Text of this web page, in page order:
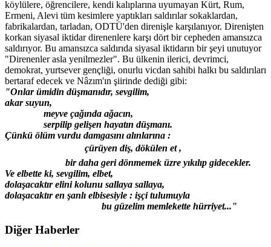
köylülere, öğrencilere, kendi kalıplarına uyumayan Kürt, Rum,
Ermeni, Alevi tüm kesimlere yaptıkları saldırılar sokaklardan,
fabrikalardan, tarladan, ODTÜ'den direnişle karşılanıyor. Direnişten
korkan siyasal iktidar direnenlere karşı dört bir cepheden amansızca
saldırıyor. Bu amansızca saldırıda siyasal iktidarın bir şeyi unutuyor
"Direnenler asla yenilmezler". Bu ülkenin ilerici, devrimci,
demokrat, yurtsever gençliği, onurlu vicdan sahibi halkı bu saldırıları
bertaraf edecek ve Nâzım'ın şiirinde dediği gibi:
"Onlar ümidin düşmanıdır, sevgilim,
akar suyun,
meyve çağında ağacın,
serpilip gelişen hayatın düşmanı.
Çünkü ölüm vurdu damgasını alınlarına :
 çürüyen diş, dökülen et ,
bir daha geri dönmemek üzre yıkılıp gidecekler.
Ve elbette ki, sevgilim, elbet,
dolaşacaktır elini kolunu sallaya sallaya,
dolaşacaktır en şanlı elbisesiyle : işçi tulumuyla
bu güzelim memlekette hürriyet..."
Diğer Haberler